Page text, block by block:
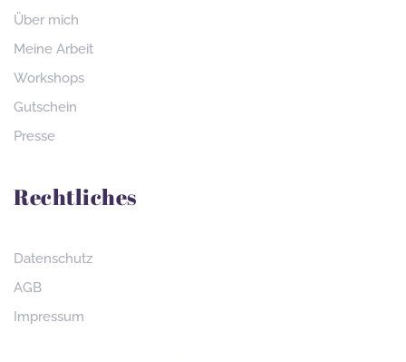
Über mich
Meine Arbeit
Workshops
Gutschein
Presse
Rechtliches
Datenschutz
AGB
Impressum